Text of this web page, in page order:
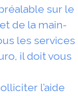
sur le
de la main-
les services
il doit vous
l’aide